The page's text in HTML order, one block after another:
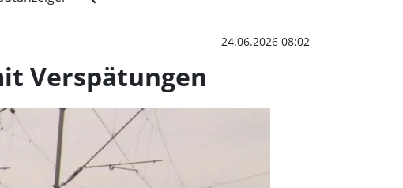
24.06.2026 08:02
Verspätungen